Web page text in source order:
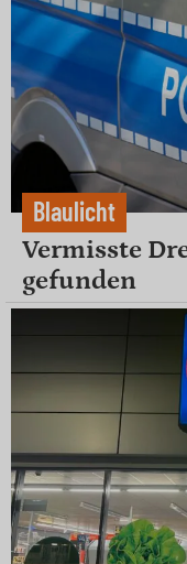
Blaulicht
Vermisste
gefunden